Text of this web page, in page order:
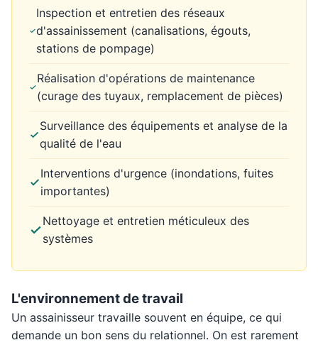
Inspection et entretien des réseaux
d'assainissement (canalisations, égouts,
stations de pompage)
Réalisation d'opérations de maintenance
(curage des tuyaux, remplacement de pièces)
Surveillance des équipements et analyse de la
qualité de l'eau
Interventions d'urgence (inondations, fuites
importantes)
Nettoyage et entretien méticuleux des
systèmes
L'environnement de travail
Un assainisseur travaille souvent en équipe, ce qui
demande un bon sens du relationnel. On est rarement